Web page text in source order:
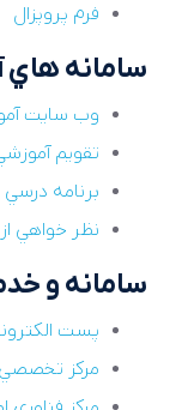
فرم پروپزال
سامانه هاي
وب سايت
تقويم
برنامه
نظر خواهي
سامانه و
پست
مرکز تخصصي